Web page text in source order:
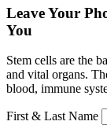
Leave Your
You
Stem cells are the
and vital organs.
blood, immune
First & Last Name